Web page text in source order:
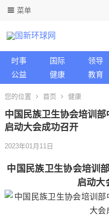
菜单
时事 国际 领导
公益
健康 教育
您的位置 首页 健康
中国民族卫生协会培训
启动大会成功召开
2023年01月11日
中国民族卫生协会培训
启动大